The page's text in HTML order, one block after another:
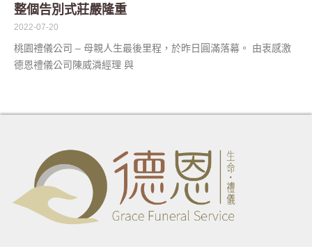
整個告別式莊嚴隆重
2022-07-20
桃園禮儀公司 – 母親人生最後里程，於昨日圓滿落幕。 由衷感激
德恩禮儀公司陳威潾經理 與